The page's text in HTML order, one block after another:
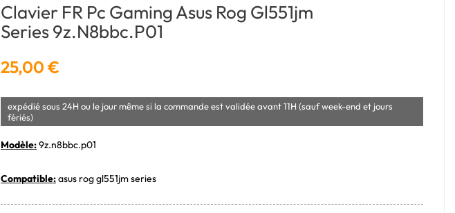
Clavier FR Pc Gaming Asus Rog Gl551jm
Series 9z.n8bbc.p01
25,00 €
expédié sous 24H ou le jour même si la commande est validée avant 11H (sauf week-end et jours
fériés)
Modèle:9z.n8bbc.p01
Compatible:asus rog gl551jm series